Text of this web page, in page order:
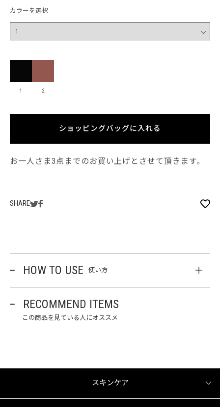
カラーを選択
1 2
ショッピングバッグに入れる
お一人さま3点までのお買い上げとさせて頂きます。
SHARE
HOW TO USE 使い方
RECOMMEND ITEMS
この商品を見ている人にオススメ
スキンケア